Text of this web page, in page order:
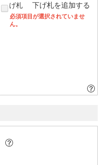
下げ札を追加する
必須項目が選択されていませ
ん。